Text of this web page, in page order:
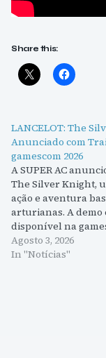
Share this:
LANCELOT: The
Anunciado com
gamescom 2026
A SUPER AC
The Silver Knight,
ação e aventura
arturianas. A demo
disponível na
Agosto 3, 2026
In "Notícias"